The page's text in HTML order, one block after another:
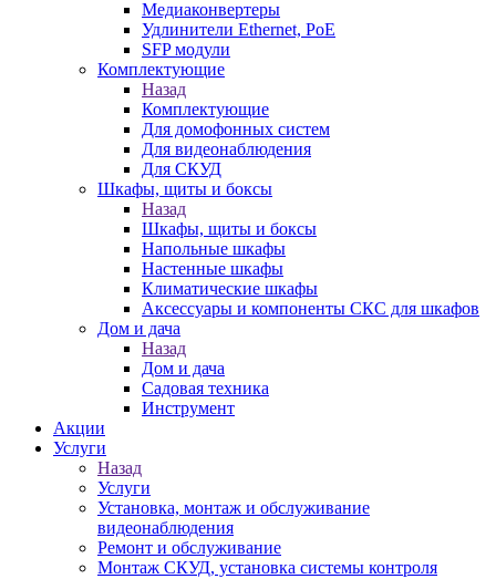
Медиаконвертеры
Удлинители Ethernet, PoE
SFP модули
Комплектующие
Назад
Комплектующие
Для домофонных систем
Для видеонаблюдения
Для СКУД
Шкафы, щиты и боксы
Назад
Шкафы, щиты и боксы
Напольные шкафы
Настенные шкафы
Климатические шкафы
Аксессуары и компоненты СКС для шкафов
Дом и дача
Назад
Дом и дача
Садовая техника
Инструмент
Акции
Услуги
Назад
Услуги
Установка, монтаж и обслуживание
видеонаблюдения
Ремонт и обслуживание
Монтаж СКУД, установка системы контроля